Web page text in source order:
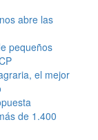
abre las
pequeños
el mejor
de 1.400